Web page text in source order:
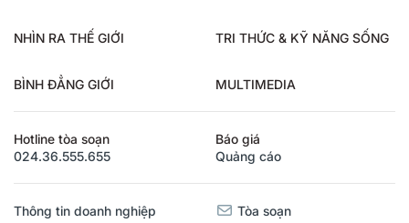
NHÌN RA THẾ GIỚI TRI THỨC & KỸ NĂNG SỐNG
BÌNH ĐẲNG GIỚI MULTIMEDIA
Hotline tòa soạn
024.36.555.655
Báo giá
Quảng cáo
Thông tin doanh nghiệp Tòa soạn